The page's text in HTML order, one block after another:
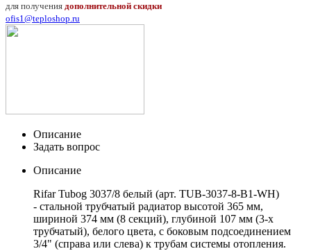
для получения дополнительной скидки
ofis1@teploshop.ru
Описание
Задать вопрос
Описание
Rifar Tubog 3037/8 белый (арт. TUB-3037-8-B1-WH)
- стальной трубчатый радиатор высотой 365 мм,
шириной 374 мм (8 секций), глубиной 107 мм (3-х
трубчатый), белого цвета, с боковым подсоединением
3/4" (справа или слева) к трубам системы отопления.